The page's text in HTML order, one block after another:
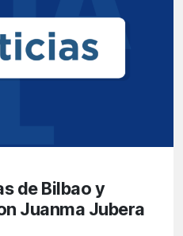
de Bilbao y
Juanma Jubera